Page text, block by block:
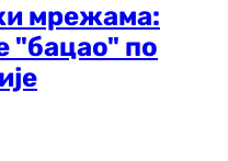
мрежама:
"бацао" по